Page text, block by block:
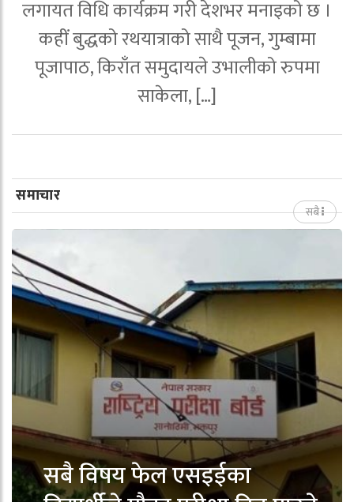
लगायत विधि कार्यक्रम गरी देशभर मनाइको छ ।
कहीं बुद्धको रथयात्राको साथै पूजन, गुम्बामा
पूजापाठ, किराँत समुदायले उभालीको रुपमा
साकेला, […]
समाचार
सबै
सबै विषय फेल एसइईका